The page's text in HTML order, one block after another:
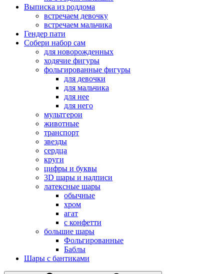
Выписка из роддома
встречаем девочку
встречаем мальчика
Гендер пати
Собери набор сам
для новорожденных
ходячие фигуры
фольгированные фигуры
для девочки
для мальчика
для нее
для него
мультгерои
животные
транспорт
звезды
сердца
круги
цифры и буквы
3D шары и надписи
латексные шары
обычные
хром
агат
с конфетти
большие шары
Фольгированные
Баблы
Шары с бантиками